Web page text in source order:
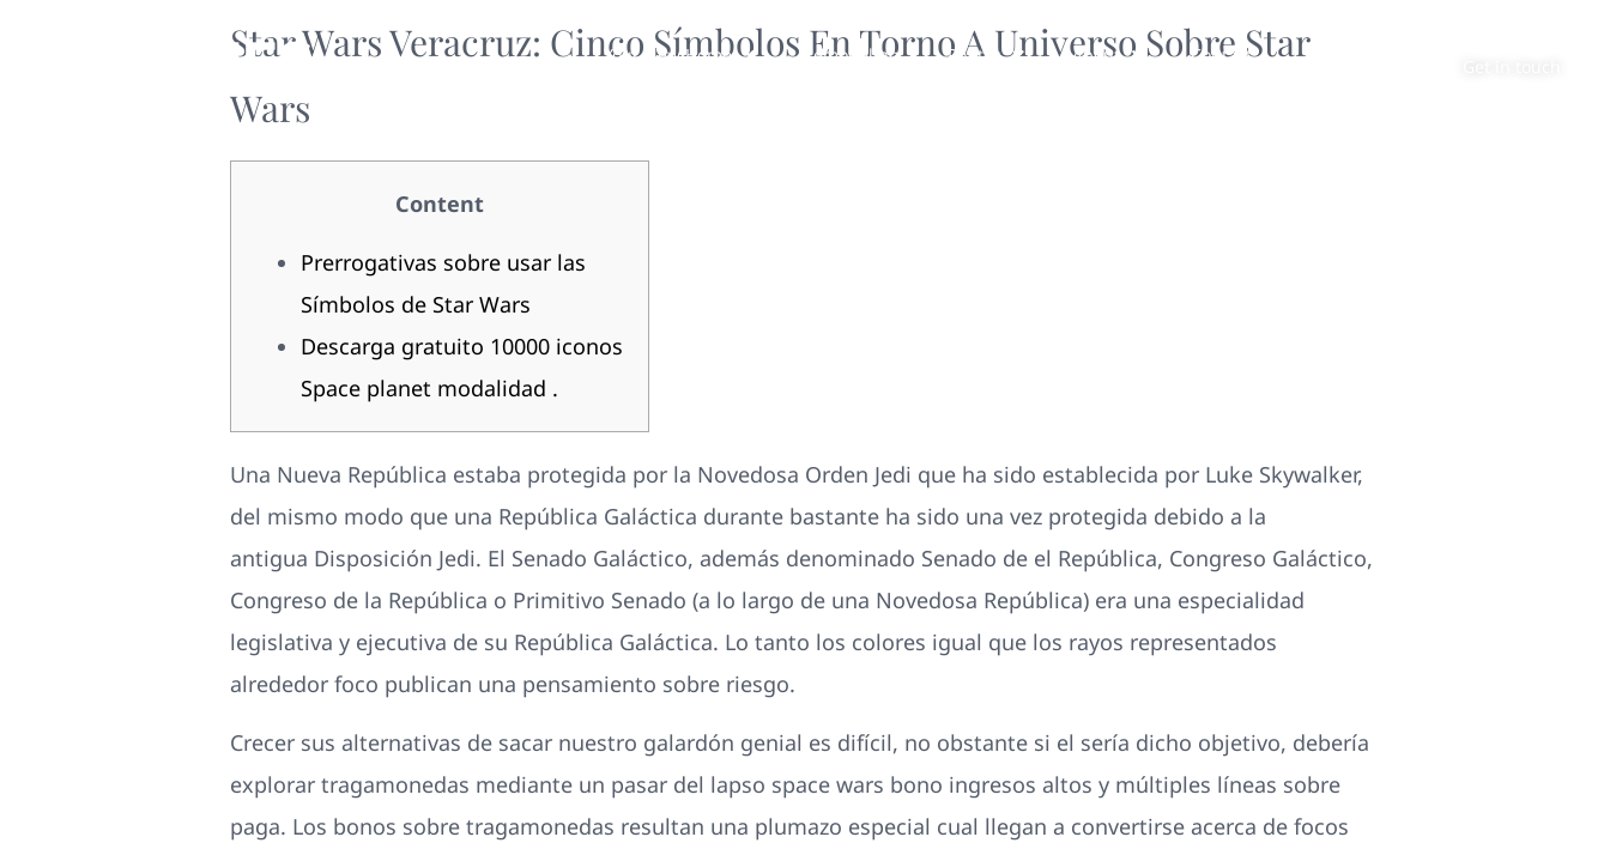
Your New Home Remodeling Photos About Contact
Star Wars Veracruz: Cinco Símbolos En Torno A Universo Sobre Star
Wars
Content
Prerrogativas sobre usar las
Símbolos de Star Wars
Descarga gratuito 10000 iconos
Space planet modalidad .
Una Nueva República estaba protegida por la Novedosa Orden Jedi que ha sido establecida por Luke Skywalker,
del mismo modo que una República Galáctica durante bastante ha sido una vez protegida debido a la
antigua Disposición Jedi. El Senado Galáctico, además denominado Senado de el República, Congreso Galáctico,
Congreso de la República o Primitivo Senado (a lo largo de una Novedosa República) era una especialidad
legislativa y ejecutiva de su República Galáctica. Lo tanto los colores igual que los rayos representados
alrededor foco publican una pensamiento sobre riesgo.
Crecer sus alternativas de sacar nuestro galardón genial es difícil, no obstante si el serí­a dicho objetivo, debería
explorar tragamonedas mediante un pasar del lapso space wars bono ingresos altos y múltiples líneas sobre
paga. Los bonos sobre tragamonedas resultan una plumazo especial cual llegan a convertirse acerca de focos